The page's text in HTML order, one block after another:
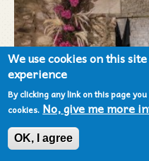
We use cookies on this
experience
By clicking any link on this page
cookies. No, give me more
OK, I agree